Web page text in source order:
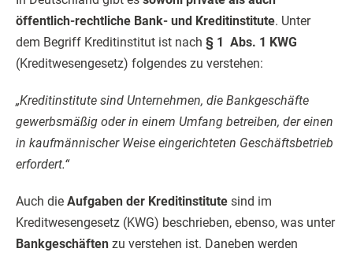
öffentlich-rechtliche Bank- und Kreditinstitute. Unter
dem Begriff Kreditinstitut ist nach § 1 Abs. 1 KWG
(Kreditwesengesetz) folgendes zu verstehen:
„Kreditinstitute sind Unternehmen, die Bankgeschäfte
gewerbsmäßig oder in einem Umfang betreiben, der einen
in kaufmännischer Weise eingerichteten Geschäftsbetrieb
erfordert.“
Auch die Aufgaben der Kreditinstitute sind im
Kreditwesengesetz (KWG) beschrieben, ebenso, was unter
Bankgeschäften zu verstehen ist. Daneben werden